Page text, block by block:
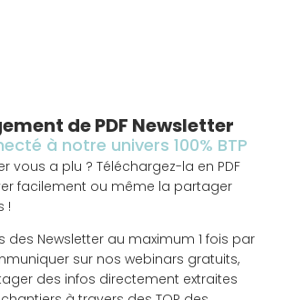
de PDF Newsletter
à notre univers 100% BTP
vous a plu ? Téléchargez-la en PDF
facilement ou même la partager
!
des Newsletter au maximum 1 fois par
sur nos webinars gratuits,
des infos directement extraites